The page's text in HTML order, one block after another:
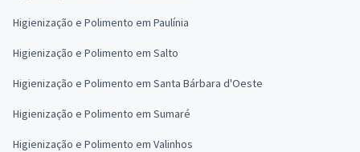
Higienização e Polimento em Paulínia
Higienização e Polimento em Salto
Higienização e Polimento em Santa Bárbara d'Oeste
Higienização e Polimento em Sumaré
Higienização e Polimento em Valinhos